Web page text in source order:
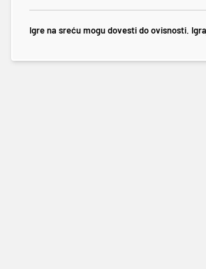
Igre na sreću mogu dovesti do ovisnosti.